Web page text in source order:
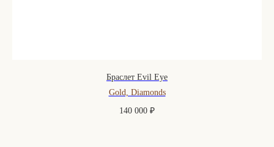
Браслет Evil Eye
Gold, Diamonds
140 000 ₽